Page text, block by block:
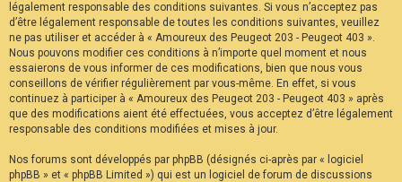
légalement responsable des conditions suivantes. Si vous n’acceptez pas
d’être légalement responsable de toutes les conditions suivantes, veuillez
ne pas utiliser et accéder à « Amoureux des Peugeot 203 - Peugeot 403 ».
Nous pouvons modifier ces conditions à n’importe quel moment et nous
essaierons de vous informer de ces modifications, bien que nous vous
conseillons de vérifier régulièrement par vous-même. En effet, si vous
continuez à participer à « Amoureux des Peugeot 203 - Peugeot 403 » après
que des modifications aient été effectuées, vous acceptez d’être légalement
responsable des conditions modifiées et mises à jour.
Nos forums sont développés par phpBB (désignés ci-après par « logiciel
phpBB » et « phpBB Limited ») qui est un logiciel de forum de discussions